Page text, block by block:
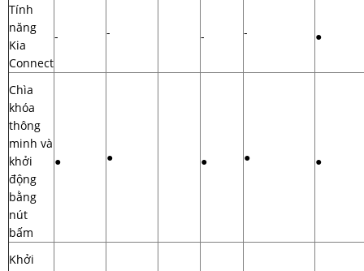
Tính
năng
Kia
Connect
- - - - ●
Chìa
khóa
thông
minh và
khởi
động
bằng
nút
bấm
● ● ● ● ●
Khởi